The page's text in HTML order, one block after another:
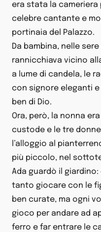
era stata la cameriera
celebre cantante e
portinaia del Palazzo.
Da bambina, nelle sere
rannicchiava vicino
a lume di candela, le
con signore eleganti
ben di Dio.
Ora, però, la nonna
custode e le tre
l’alloggio al
più piccolo, nel
Ada guardò il
tanto giocare con le
ben curate, ma ogni
gioco per andare ad
ferro e far entrare le